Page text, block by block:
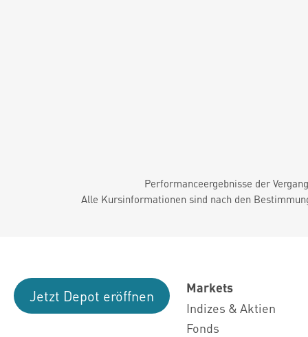
Performanceergebnisse der
Alle Kursinformationen sind nach den
Jetzt Depot eröffnen
Markets
Indizes & Aktien
Fonds